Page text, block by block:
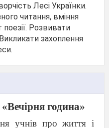
Лесі Українки.
читання, вміння
поезії. Розвивати
захоплення
година»
учнів про життя і